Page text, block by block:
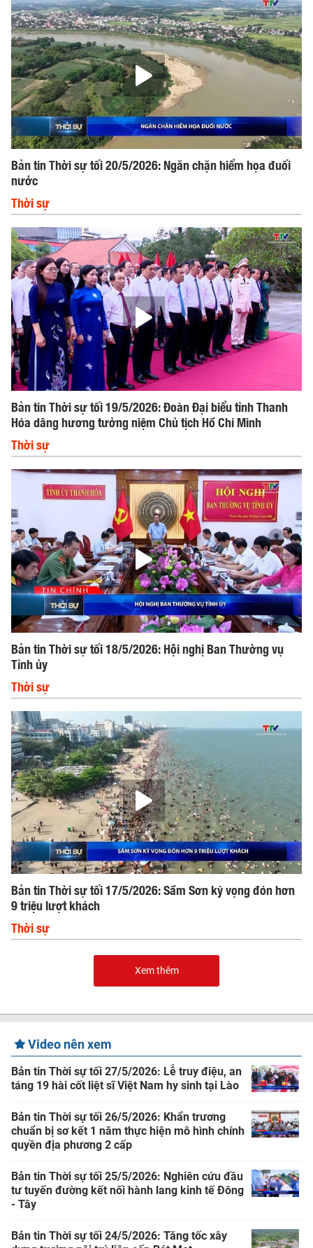
Bản tin Thời sự tối 20/5/2026: Ngăn chặn hiểm họa đuối
nước
Thời sự
Bản tin Thời sự tối 19/5/2026: Đoàn Đại biểu tỉnh Thanh
Hóa dâng hương tưởng niệm Chủ tịch Hồ Chí Minh
Thời sự
Bản tin Thời sự tối 18/5/2026: Hội nghị Ban Thường vụ
Tỉnh ủy
Thời sự
Bản tin Thời sự tối 17/5/2026: Sầm Sơn kỳ vọng đón hơn
9 triệu lượt khách
Thời sự
Xem thêm
Video nên xem
Bản tin Thời sự tối 27/5/2026: Lễ truy điệu, an
táng 19 hài cốt liệt sĩ Việt Nam hy sinh tại Lào
Bản tin Thời sự tối 26/5/2026: Khẩn trương
chuẩn bị sơ kết 1 năm thực hiện mô hình chính
quyền địa phương 2 cấp
Bản tin Thời sự tối 25/5/2026: Nghiên cứu đầu
tư tuyến đường kết nối hành lang kinh tế Đông
- Tây
Bản tin Thời sự tối 24/5/2026: Tăng tốc xây